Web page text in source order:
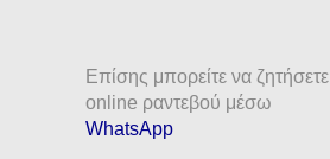
Επίσης μπορείτε να ζητήσετε
online ραντεβού μέσω
WhatsApp